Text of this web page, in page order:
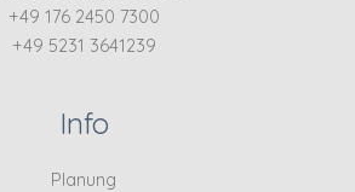
+49 176 2450 7300
+49 5231 3641239
Info
Planung